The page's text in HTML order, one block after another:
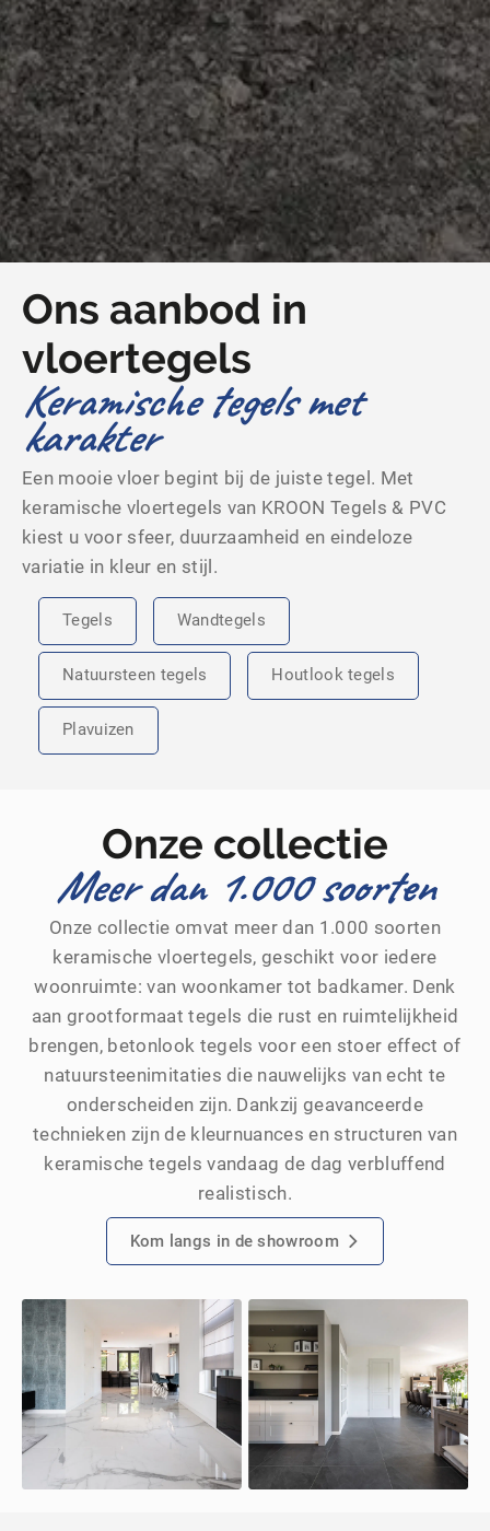
Ons aanbod in
vloertegels
Keramische tegels met
karakter
Een mooie vloer begint bij de juiste tegel. Met
keramische vloertegels van KROON Tegels & PVC
kiest u voor sfeer, duurzaamheid en eindeloze
variatie in kleur en stijl.
Tegels Wandtegels
Natuursteen tegels Houtlook tegels
Plavuizen
Onze collectie
Meer dan 1.000 soorten
Onze collectie omvat meer dan 1.000 soorten
keramische vloertegels, geschikt voor iedere
woonruimte: van woonkamer tot badkamer. Denk
aan grootformaat tegels die rust en ruimtelijkheid
brengen, betonlook tegels voor een stoer effect of
natuursteenimitaties die nauwelijks van echt te
onderscheiden zijn. Dankzij geavanceerde
technieken zijn de kleurnuances en structuren van
keramische tegels vandaag de dag verbluffend
realistisch.
Kom langs in de showroom